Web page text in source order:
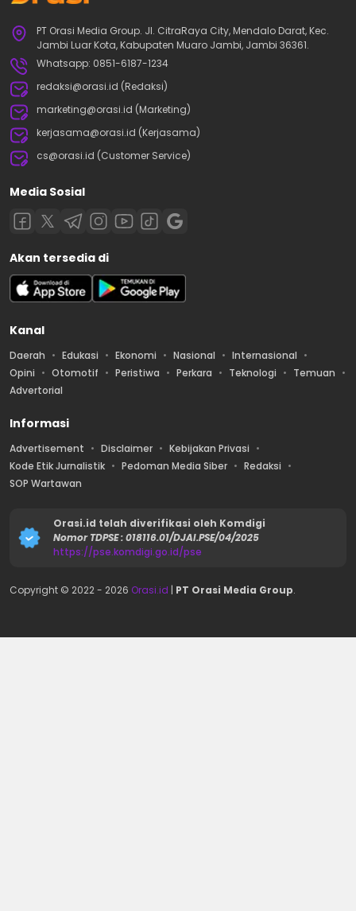
PT Orasi Media Group. Jl. CitraRaya City, Mendalo Darat, Kec.
Jambi Luar Kota, Kabupaten Muaro Jambi, Jambi 36361.
Whatsapp: 0851-6187-1234
redaksi@orasi.id (Redaksi)
marketing@orasi.id (Marketing)
kerjasama@orasi.id (Kerjasama)
cs@orasi.id (Customer Service)
Media Sosial
Akan tersedia di
Kanal
Daerah Edukasi Ekonomi Nasional
Internasional
Opini
Otomotif Peristiwa Perkara Teknologi
Temuan
Advertorial
Informasi
Advertisement Disclaimer
Kebijakan Privasi
Kode Etik Jurnalistik
Pedoman Media Siber
Redaksi
SOP Wartawan
Orasi.id telah diverifikasi oleh Komdigi
Nomor TDPSE : 018116.01/DJAI.PSE/04/2025
https://pse.komdigi.go.id/pse
Copyright © 2022 - 2026 Orasi.id | PT Orasi Media Group.